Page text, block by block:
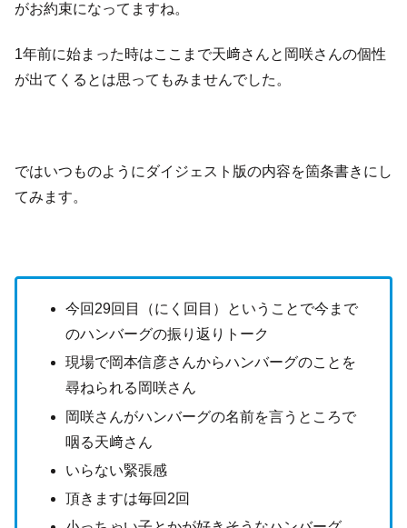
がお約束になってますね。
1年前に始まった時はここまで天﨑さんと岡咲さんの個性
が出てくるとは思ってもみませんでした。
ではいつものようにダイジェスト版の内容を箇条書きにし
てみます。
今回29回目（にく回目）ということで今まで
のハンバーグの振り返りトーク
現場で岡本信彦さんからハンバーグのことを
尋ねられる岡咲さん
岡咲さんがハンバーグの名前を言うところで
咽る天﨑さん
いらない緊張感
頂きますは毎回2回